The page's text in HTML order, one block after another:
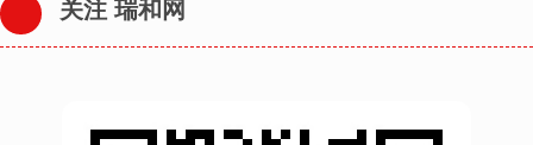
关注 瑞和网